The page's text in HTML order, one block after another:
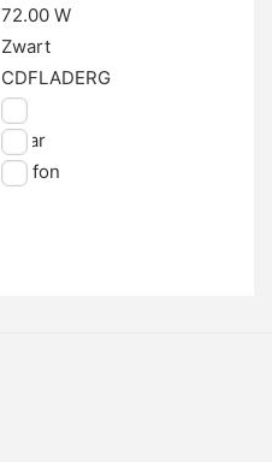
72.00 W
Zwart
CDFLADERG
2 A
1 jaar
Darfon